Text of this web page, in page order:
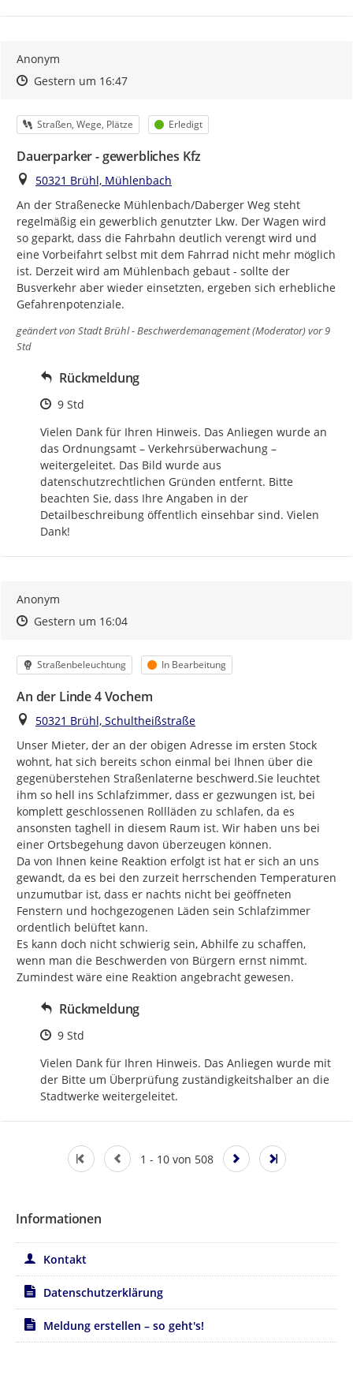
Anonym
Zeitpunkt des Erstellens
Zeitpunkt des Erstellens
Gestern um 16:47Zur Äußerung
Kategorie
Straßen, Wege, Plätze Status
Erledigt
Dauerparker - gewerbliches Kfz
Ort
50321 Brühl, Mühlenbach
An der Straßenecke Mühlenbach/Daberger Weg steht
regelmäßig ein gewerblich genutzter Lkw. Der Wagen wird
so geparkt, dass die Fahrbahn deutlich verengt wird und
eine Vorbeifahrt selbst mit dem Fahrrad nicht mehr möglich
ist. Derzeit wird am Mühlenbach gebaut - sollte der
Busverkehr aber wieder einsetzten, ergeben sich erhebliche
Gefahrenpotenziale.
geändert von Stadt Brühl - Beschwerdemanagement (Moderator)vor 9
Std
Rückmeldung
Zeitpunkt des Erstellens
9 Std
Vielen Dank für Ihren Hinweis. Das Anliegen wurde an
das Ordnungsamt – Verkehrsüberwachung –
weitergeleitet. Das Bild wurde aus
datenschutzrechtlichen Gründen entfernt. Bitte
beachten Sie, dass Ihre Angaben in der
Detailbeschreibung öffentlich einsehbar sind. Vielen
Dank!
Anonym
Zeitpunkt des Erstellens
Zeitpunkt des Erstellens
Gestern um 16:04Zur Äußerung
Kategorie
Straßenbeleuchtung Status
In Bearbeitung
An der Linde 4 Vochem
Ort
50321 Brühl, Schultheißstraße
Unser Mieter, der an der obigen Adresse im ersten Stock
wohnt, hat sich bereits schon einmal bei Ihnen über die
gegenüberstehen Straßenlaterne beschwerd.Sie leuchtet
ihm so hell ins Schlafzimmer, dass er gezwungen ist, bei
komplett geschlossenen Rollläden zu schlafen, da es
ansonsten taghell in diesem Raum ist. Wir haben uns bei
einer Ortsbegehung davon überzeugen können.
Da von Ihnen keine Reaktion erfolgt ist hat er sich an uns
gewandt, da es bei den zurzeit herrschenden Temperaturen
unzumutbar ist, dass er nachts nicht bei geöffneten
Fenstern und hochgezogenen Läden sein Schlafzimmer
ordentlich belüftet kann.
Es kann doch nicht schwierig sein, Abhilfe zu schaffen,
wenn man die Beschwerden von Bürgern ernst nimmt.
Zumindest wäre eine Reaktion angebracht gewesen.
Rückmeldung
Zeitpunkt des Erstellens
9 Std
Vielen Dank für Ihren Hinweis. Das Anliegen wurde mit
der Bitte um Überprüfung zuständigkeitshalber an die
Stadtwerke weitergeleitet.
1 - 10 von 508
Informationen
Kontakt
Datenschutzerklärung
Meldung erstellen – so geht's!